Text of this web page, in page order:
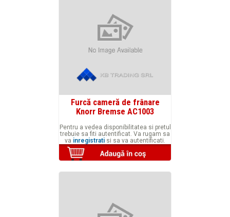
Furcă cameră de frânare
Knorr Bremse AC1003
Pentru a vedea disponibilitatea si pretul
trebuie sa fiti autentificat. Va rugam sa
va inregistrati si sa va autentificati.